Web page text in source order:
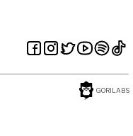
GORILABS